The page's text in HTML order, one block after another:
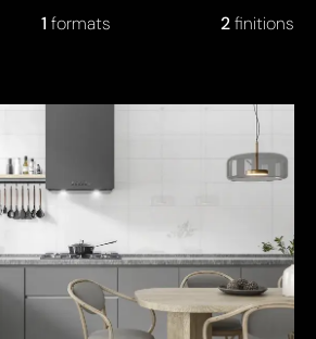
1 formats 2finitions